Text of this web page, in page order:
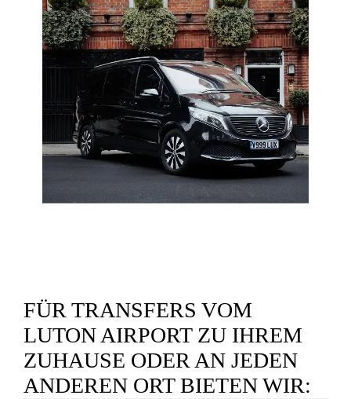
FÜR TRANSFERS VOM
LUTON AIRPORT ZU IHREM
ZUHAUSE ODER AN JEDEN
ANDEREN ORT BIETEN WIR: